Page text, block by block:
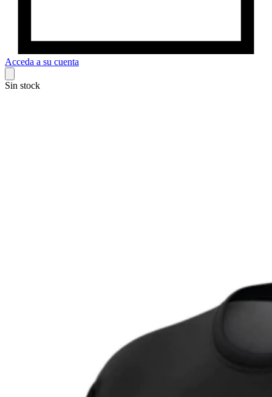
Acceda a su cuenta
Sin stock